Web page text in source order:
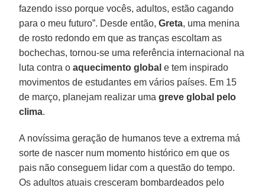
fazendo isso porque vocês, adultos, estão cagando
para o meu futuro”. Desde então,Greta, uma menina
de rosto redondo em que as tranças escoltam as
bochechas, tornou-se uma referência internacional na
luta contra oaquecimento global e tem inspirado
movimentos de estudantes em vários países. Em 15
de março, planejam realizar umagreve global pelo
clima.
A novíssima geração de humanos teve a extrema má
sorte de nascer num momento histórico em que os
pais não conseguem lidar com a questão do tempo.
Os adultos atuais cresceram bombardeados pelo